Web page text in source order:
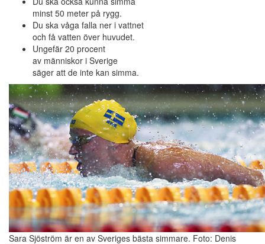
minst 50 meter på rygg.
Du ska våga falla ner i vattnet
och få vatten över huvudet.
Ungefär 20 procent
av människor i Sverige
säger att de inte kan simma.
Sara Sjöström är en av Sveriges bästa simmare. Foto: Denis